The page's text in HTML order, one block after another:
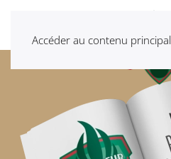
Accéder au contenu principal